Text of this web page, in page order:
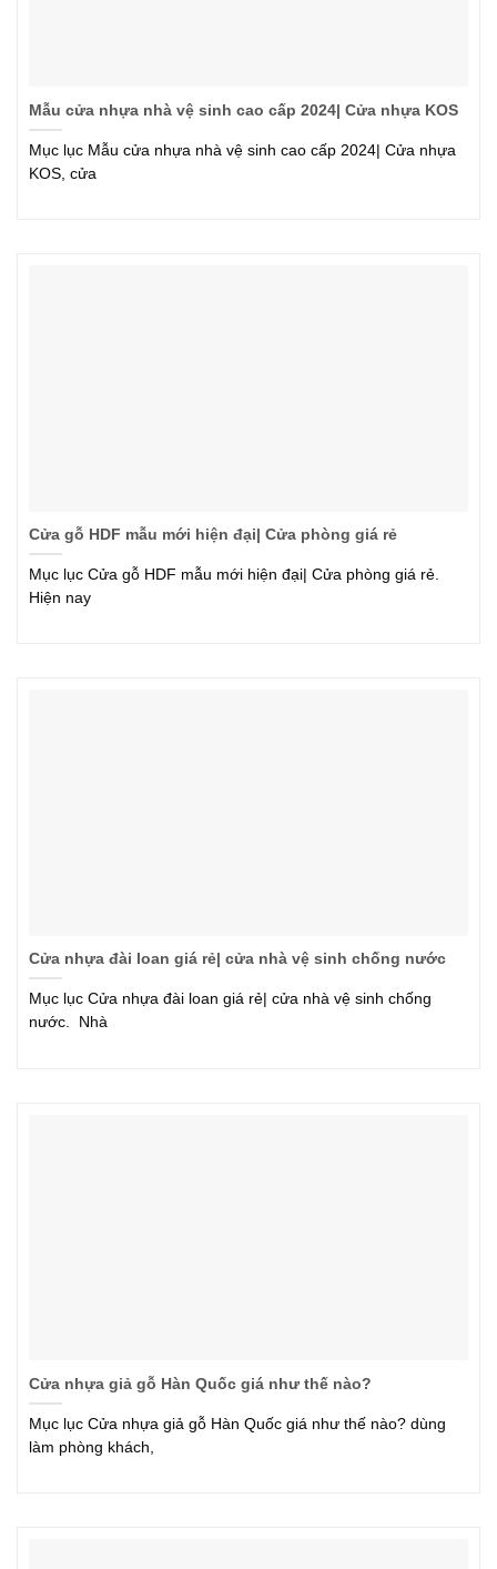
Mẫu cửa nhựa nhà vệ sinh cao cấp 2024| Cửa nhựa KOS
Mục lục Mẫu cửa nhựa nhà vệ sinh cao cấp 2024| Cửa nhựa
KOS, cửa
Cửa gỗ HDF mẫu mới hiện đại| Cửa phòng giá rẻ
Mục lục Cửa gỗ HDF mẫu mới hiện đại| Cửa phòng giá rẻ.
Hiện nay
Cửa nhựa đài loan giá rẻ| cửa nhà vệ sinh chống nước
Mục lục Cửa nhựa đài loan giá rẻ| cửa nhà vệ sinh chống
nước. Nhà
Cửa nhựa giả gỗ Hàn Quốc giá như thế nào?
Mục lục Cửa nhựa giả gỗ Hàn Quốc giá như thế nào? dùng
làm phòng khách,